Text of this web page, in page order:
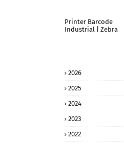
Printer Barcode
Industrial | Zebra
2026
2025
2024
2023
2022